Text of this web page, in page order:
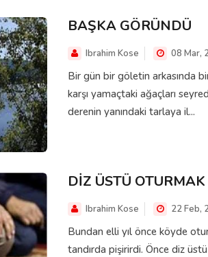
BAŞKA GÖRÜNDÜ
Ibrahim Kose 08 Mar,
Bir gün bir göletin arkasında
karşı yamaçtaki ağaçları
derenin yanındaki tarlaya il...
DİZ ÜSTÜ OTURMAK
Ibrahim Kose 22 Feb,
Bundan elli yıl önce köyde
tandırda pişirirdi. Önce diz